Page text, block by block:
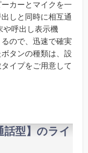
カーとマイクを一
しと同時に相互通
や呼出し表示機
ので、迅速で確実
タンの種類は、設
イプをご用意して
話型】のライ